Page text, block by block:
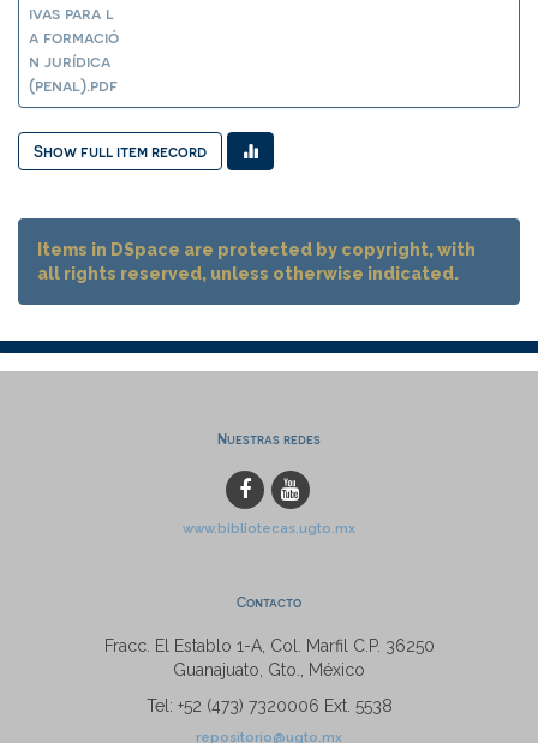
ivas para l
a formació
n jurídica
(penal).pdf
Show full item record
Items in DSpace are protected by copyright, with
all rights reserved, unless otherwise indicated.
Nuestras redes
www.bibliotecas.ugto.mx
Contacto
Fracc. El Establo 1-A, Col. Marfil C.P. 36250
Guanajuato, Gto., México
Tel: +52 (473) 7320006 Ext. 5538
repositorio@ugto.mx